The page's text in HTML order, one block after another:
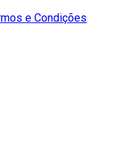
e Condições